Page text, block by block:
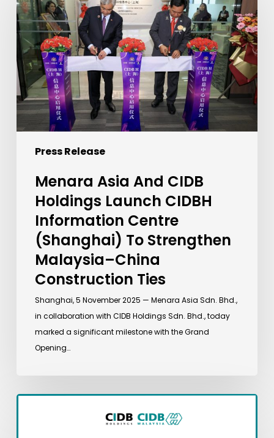
Press Release
And
CIDB
Holdings
Launch
CIDBH
Information
Centre
(Shanghai)
To
Strengthen
China
Construction
Menara Asia And CIDB
Holdings Launch CIDBH
Information Centre
(Shanghai) To Strengthen
Malaysia–China
Construction Ties
Shanghai, 5 November 2025 — Menara Asia Sdn. Bhd.,
in collaboration with CIDB Holdings Sdn. Bhd., today
marked a significant milestone with the Grand
Opening…
Akademi